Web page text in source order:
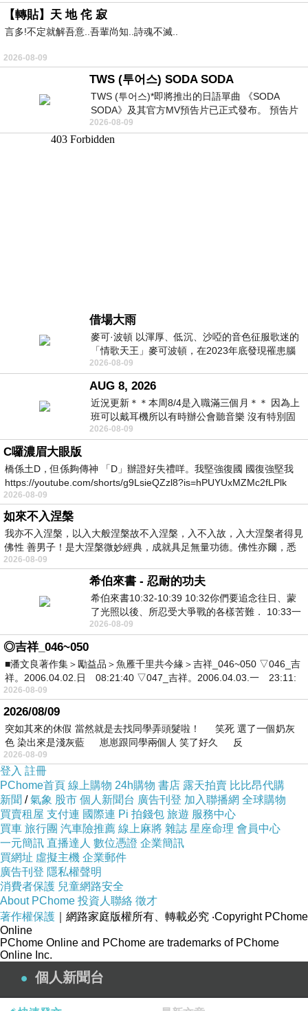
【轉貼】天 地 侘 寂
言多!不定就解吾意..吾輩尚知..詩魂不滅..
2026-08-09
TWS (투어스) SODA SODA
TWS (투어스)*即將推出的日語單曲 《SODA
SODA》及其官方MV預告片已正式發布。 預告片
一經發布， 就引發了粉絲們對這次夏季回
2026-08-09
借場大雨
麥可·波頓 以渾厚、低沉、沙啞的音色征服歌迷的
「情歌天王」麥可波頓，在2023年底發現罹患腦
瘤「祈禱早日康復，一切都好」。
2026-08-09
AUG 8, 2026
近況更新＊＊本周8/4是入職滿三個月＊＊ 因為上
班可以戴耳機所以有時辦公會聽音樂 沒有特別固
定哪天但就是一周某一天會固定聽'90
2026-08-09
C囉濃眉大眼版
橋係土D，但係夠傳神 「D」辦證好失禮咩。我堅強復國 國復強堅我
https://youtube.com/shorts/g9LsieQZzl8?is=hPUYUxMZMc2fLPlk
2026-08-09
如來不入涅槃
我亦不入涅槃，以入大般涅槃故不入涅槃，入不入故，入大涅槃者得見
佛性 善男子！是大涅槃微妙經典，成就具足無量功德。佛性亦爾，悉
2026-08-09
希伯來書 - 忍耐的功夫
希伯來書10:32-10:39 10:32你們要追念往日、蒙
了光照以後、所忍受大爭戰的各樣苦難． 10:33一
面被毀謗、遭患難、成了戲景、叫眾人
2026-08-09
◎吉祥_046~050
■潘文良著作集＞勵益品＞魚雁千里共今緣＞吉祥_046~050 ▽046_吉
祥。2006.04.02.日 08:21:40 ▽047_吉祥。2006.04.03.一 23:11:
2026-08-09
2026/08/09
突如其來的休假 當然就是去找同學弄頭髮啦！ 笑死 選了一個奶灰
色 染出來是淺灰藍 崽崽跟同學兩個人 笑了好久 反
2026-08-09
登入 註冊
PChome首頁 線上購物 24h購物 書店 露天拍賣 比比昂代購
新聞 /氣象 股市 個人新聞台 廣告刊登 加入聯播網 全球購物
買賣租屋 支付連 國際連 Pi 拍錢包 旅遊 服務中心
買車 旅行團 汽車險推薦 線上麻將 雜誌 星座命理 會員中心
一元簡訊 直播達人 數位憑證 企業簡訊
買網址 虛擬主機 企業郵件
廣告刊登 隱私權聲明
消費者保護 兒童網路安全
About PChome 投資人聯絡 徵才
著作權保護 ｜網路家庭版權所有、轉載必究 ‧Copyright PChome
Online
PChome Online and PChome are trademarks of PChome
Online Inc.
個人新聞台